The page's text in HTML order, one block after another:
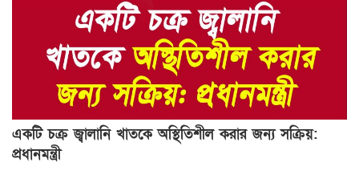
একটি চক্র জ্বালানি খাতকে অস্থিতিশীল করার জন্য সক্রিয়:
প্রধানমন্ত্রী